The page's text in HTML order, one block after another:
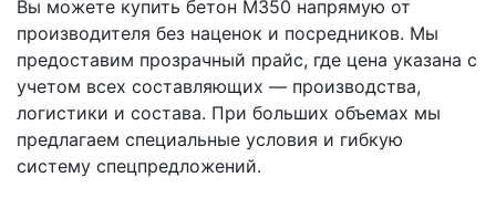
Вы можете купить бетон М350 напрямую от
производителя без наценок и посредников. Мы
предоставим прозрачный прайс, где цена указана с
учетом всех составляющих — производства,
логистики и состава. При больших объемах мы
предлагаем специальные условия и гибкую
систему спецпредложений.